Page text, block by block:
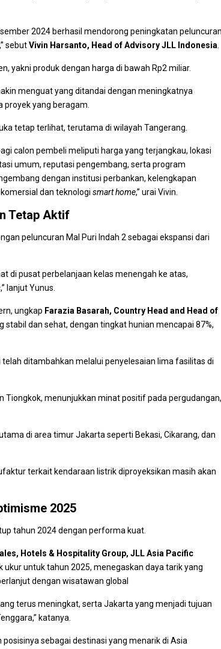
2024 berhasil mendorong peningkatan peluncuran
sebutVivin Harsanto, Head of Advisory JLL Indonesia
yakni produk dengan harga di bawah Rp2 miliar.
menguat yang ditandai dengan meningkatnya
yang beragam.
tetap terlihat, terutama di wilayah Tangerang
calon pembeli meliputi harga yang terjangkau, lokasi
umum, reputasi pengembang, serta program
dengan institusi perbankan, kelengkapan
dan teknologi smart home,” urai Vivin
Tetap Aktif
peluncuran Mal Puri Indah 2 sebagai ekspansi dari
di pusat perbelanjaan kelas menengah ke atas,
,” lanjutYunus
ungkap Farazia Basarah, Country Head and Head of
stabil dan sehat, dengan tingkat hunian mencapai 87%,
ditambahkan melalui penyelesaian lima fasilitas di
Tiongkok, menunjukkan minat positif pada pergudangan,
di area timur Jakarta seperti Bekasi, Cikarang, dan
terkait kendaraan listrikdiproyeksikan masih akan
2025
tahun 2024 dengan performa kuat.
Hotels & Hospitality Group, JLL Asia Pacific
untuk tahun 2025, menegaskan daya tarik yang
dengan wisatawan global
terus meningkat, serta Jakarta yang menjadi tujuan
katanya.
sebagai destinasi yang menarik di Asia